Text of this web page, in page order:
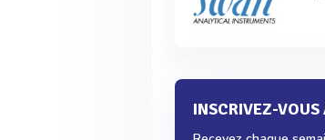
INSCRIVEZ-VOUS